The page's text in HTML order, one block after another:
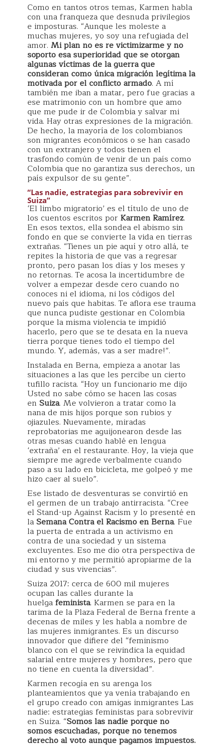
Como en tantos otros temas, Karmen habla
con una franqueza que desnuda privilegios
e imposturas. “Aunque les moleste a
muchas mujeres, yo soy una refugiada del
amor. Mi plan no es re victimizarme y no
soporto esa superioridad que se otorgan
algunas víctimas de la guerra que
consideran como única migración legítima la
motivada por el conflicto armado. A mí
también me iban a matar, pero fue gracias a
ese matrimonio con un hombre que amo
que me pude ir de Colombia y salvar mi
vida. Hay otras expresiones de la migración.
De hecho, la mayoría de los colombianos
son migrantes económicos o se han casado
con un extranjero y todos tienen el
trasfondo común de venir de un país como
Colombia que no garantiza sus derechos, un
país expulsor de su gente”.
“Las nadie, estrategias para sobrevivir en
Suiza”
‘El limbo migratorio’ es el título de uno de
los cuentos escritos porKarmen Ramírez.
En esos textos, ella sondea el abismo sin
fondo en que se convierte la vida en tierras
extrañas. “Tienes un pie aquí y otro allá, te
repites la historia de que vas a regresar
pronto, pero pasan los días y los meses y
no retornas. Te acosa la incertidumbre de
volver a empezar desde cero cuando no
conoces ni el idioma, ni los códigos del
nuevo país que habitas. Te aflora ese trauma
que nunca pudiste gestionar en Colombia
porque la misma violencia te impidió
hacerlo, pero que se te desata en la nueva
tierra porque tienes todo el tiempo del
mundo. Y, además, vas a ser madre!”.
Instalada en Berna, empieza a anotar las
situaciones a las que les percibe un cierto
tufillo racista. “Hoy un funcionario me dijo
Usted no sabe cómo se hacen las cosas
en Suiza. Me volvieron a tratar como la
nana de mis hijos porque son rubios y
ojiazules. Nuevamente, miradas
reprobatorias me aguijonearon desde las
otras mesas cuando hablé en lengua
‘extraña’ en el restaurante. Hoy, la vieja que
siempre me agrede verbalmente cuando
paso a su lado en bicicleta, me golpeó y me
hizo caer al suelo”.
Ese listado de desventuras se convirtió en
el germen de un trabajo antirracista. “Cree
el Stand-up Against Racism y lo presenté en
laSemana Contra el Racismo en Berna. Fue
la puerta de entrada a un activismo en
contra de una sociedad y un sistema
excluyentes. Eso me dio otra perspectiva de
mi entorno y me permitió apropiarme de la
ciudad y sus vivencias”.
Suiza 2017: cerca de 600 mil mujeres
ocupan las calles durante la
huelgafeminista. Karmen se para en la
tarima de la Plaza Federal de Berna frente a
decenas de miles y les habla a nombre de
las mujeres inmigrantes. Es un discurso
innovador que difiere del “feminismo
blanco con el que se reivindica la equidad
salarial entre mujeres y hombres, pero que
no tiene en cuenta la diversidad”.
Karmen recogía en su arenga los
planteamientos que ya venía trabajando en
el grupo creado con amigas inmigrantes Las
nadie: estrategias feministas para sobrevivir
en Suiza. “Somos las nadie porque no
somos escuchadas, porque no tenemos
derecho al voto aunque pagamos impuestos.